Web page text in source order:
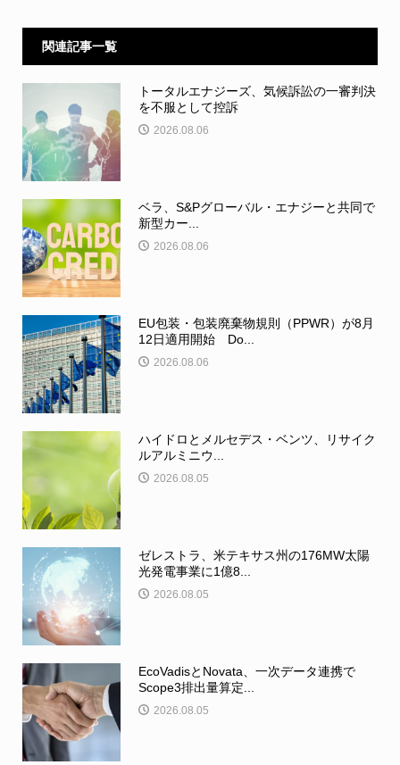
関連記事一覧
トータルエナジーズ、気候訴訟の一審判決
を不服として控訴
2026.08.06
ベラ、S&Pグローバル・エナジーと共同で
新型カー...
2026.08.06
EU包装・包装廃棄物規則（PPWR）が8月
12日適用開始 Do...
2026.08.06
ハイドロとメルセデス・ベンツ、リサイク
ルアルミニウ...
2026.08.05
ゼレストラ、米テキサス州の176MW太陽
光発電事業に1億8...
2026.08.05
EcoVadisとNovata、一次データ連携で
Scope3排出量算定...
2026.08.05